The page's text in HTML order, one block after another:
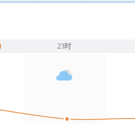
23时